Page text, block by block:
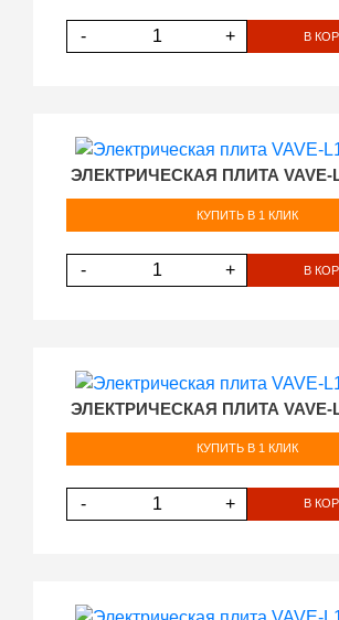
- + В
ЭЛЕКТРИЧЕСКАЯ ПЛИТА VAVE-
КУПИТЬ В 1 КЛИК
- + В
ЭЛЕКТРИЧЕСКАЯ ПЛИТА VAVE-
КУПИТЬ В 1 КЛИК
- + В